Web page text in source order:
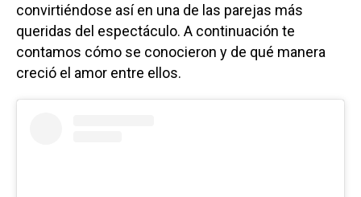
convirtiéndose así en una de las parejas más
queridas del espectáculo. A continuación te
contamos cómo se conocieron y de qué manera
creció el amor entre ellos.